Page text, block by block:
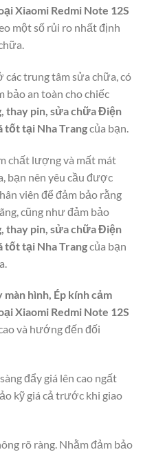
Xiaomi Redmi Note 12S
một số rủi ro nhất định
trung tâm sửa chữa, có
bảo an toàn cho chiếc
thay pin, sửa chữa Điện
tốt tại Nha Trangcủa bạn.
chất lượng và mất mát
bạn nên yêu cầu được
viên để đảm bảo rằng
cũng như đảm bảo
thay pin, sửa chữa Điện
tốt tại Nha Trangcủa bạn
màn hình, Ép kính cảm
Xiaomi Redmi Note 12S
và hướng đến đối
đẩy giá lên cao ngất
kỹ giá cả trước khi giao
rõ ràng. Nhằm đảm bảo